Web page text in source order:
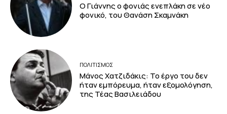
Ο Γιάννης ο φονιάς ενεπλάκη σε νέο
φονικό, του Θανάση Σκαμνάκη
ΠΟΛΙΤΙΣΜΟΣ
Μάνος Χατζιδάκις: Το έργο του δεν
ήταν εμπόρευμα, ήταν εξομολόγηση,
της Τέας Βασιλειάδου